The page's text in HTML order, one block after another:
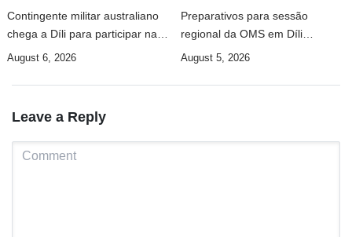
Contingente militar australiano
chega a Díli para participar na
Maratona Internacional de 2026
August 6, 2026
Preparativos para sessão
regional da OMS em Díli
apresentados ao Conselho de
August 5, 2026
Leave a Reply